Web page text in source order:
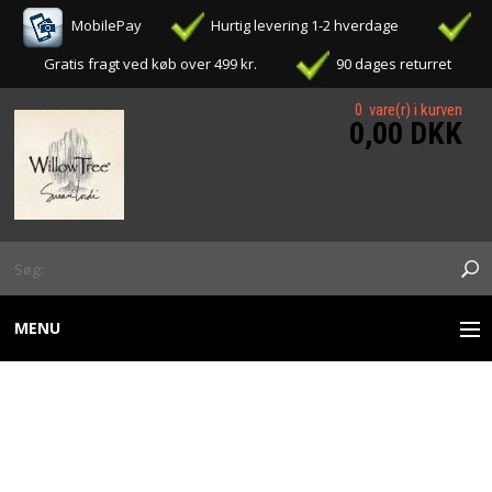
MobilePay
Hurtig levering 1-2 hverdage
Gratis fragt ved køb over 499 kr.
90 dages returret
0 vare(r) i kurven
0,00 DKK
MENU